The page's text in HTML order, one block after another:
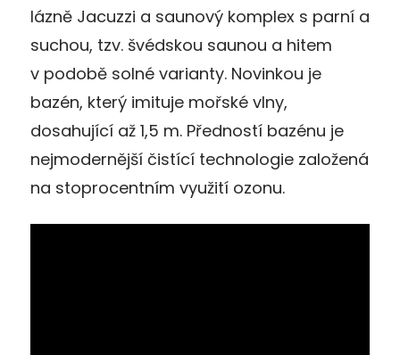
lázně Jacuzzi a saunový komplex s parní a
suchou, tzv. švédskou saunou a hitem
v podobě solné varianty. Novinkou je
bazén, který imituje mořské vlny,
dosahující až 1,5 m. Předností bazénu je
nejmodernější čistící technologie založená
na stoprocentním využití ozonu.